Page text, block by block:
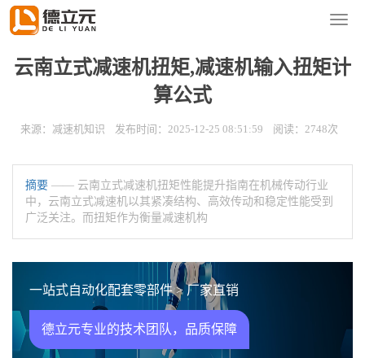
导
菜
单
您的位置：首页
云南立式减速机扭矩,减速机输入扭矩计
算公式
来源：减速机知识 发布时间：2025-12-25 08:51:59 阅读：2748次
摘要 —— 云南立式减速机扭矩性能提升指南在机械传动行业
中，云南立式减速机以其紧凑结构、高效传动和稳定性能受到
广泛关注。而扭矩作为衡量减速机构
一站式自动化配套零部件 > 厂家直销
德立元专业的技术团队，品质保障